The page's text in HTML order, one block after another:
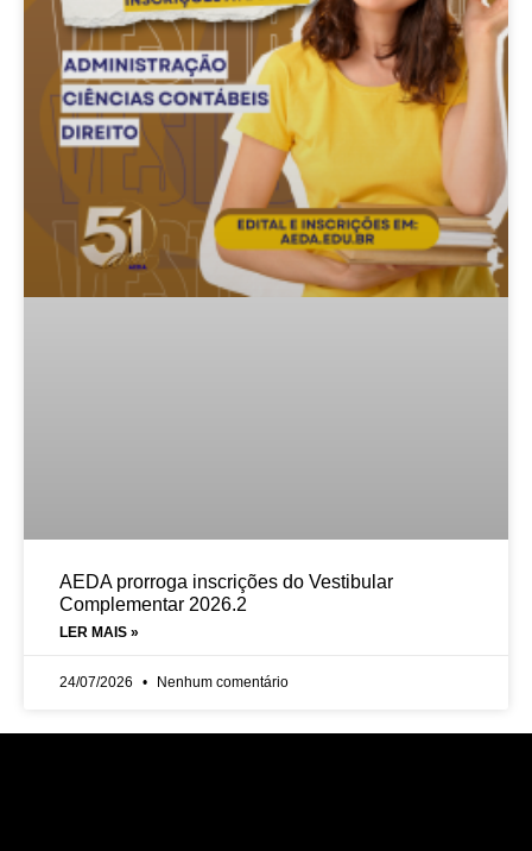
AEDA prorroga inscrições do Vestibular
Complementar 2026.2
LER MAIS »
24/07/2026 Nenhum comentário